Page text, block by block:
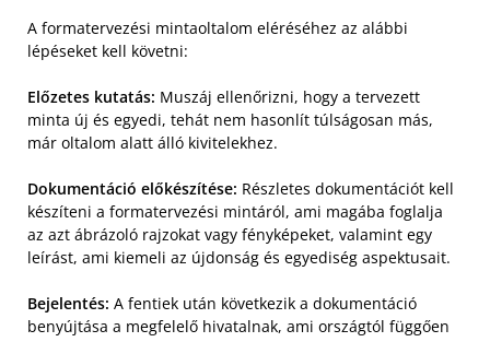
A formatervezési mintaoltalom eléréséhez az alábbi
lépéseket kell követni:
Előzetes kutatás: Muszáj ellenőrizni, hogy a tervezett
minta új és egyedi, tehát nem hasonlít túlságosan más,
már oltalom alatt álló kivitelekhez.
Dokumentáció előkészítése: Részletes dokumentációt kell
készíteni a formatervezési mintáról, ami magába foglalja
az azt ábrázoló rajzokat vagy fényképeket, valamint egy
leírást, ami kiemeli az újdonság és egyediség aspektusait.
Bejelentés: A fentiek után következik a dokumentáció
benyújtása a megfelelő hivatalnak, ami országtól függően